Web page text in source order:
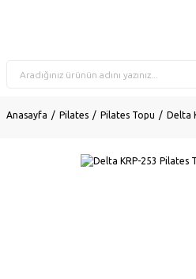
Anasayfa Pilates Pilates Topu Delta